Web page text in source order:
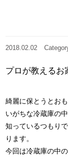
2018.02.02
プロが教える
綺麗に保とうとお
いがちな冷蔵庫の中
知っているつもり
ります。
今回は冷蔵庫の中